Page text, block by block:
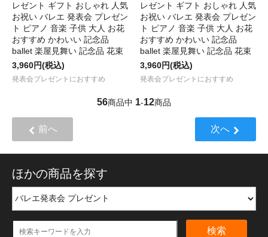
レゼント ギフト おしゃれ 人気
お祝い バレエ 発表会 プレゼン
ト ピアノ 音楽 子供 大人 お花
おすすめ かわいい 記念品
ballet 楽屋見舞い 記念品 花束
3,960円(税込)
発表会プレゼントにおすすめ
レゼント ギフト おしゃれ 人気
お祝い バレエ 発表会 プレゼン
ト ピアノ 音楽 子供 大人 お花
おすすめ かわいい 記念品
ballet 楽屋見舞い 記念品 花束
3,960円(税込)
発表会プレゼントにおすすめ
56商品中 1-12商品
前へ 次へ
ほかの商品を探す
検索